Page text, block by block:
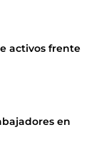
activos frente
en